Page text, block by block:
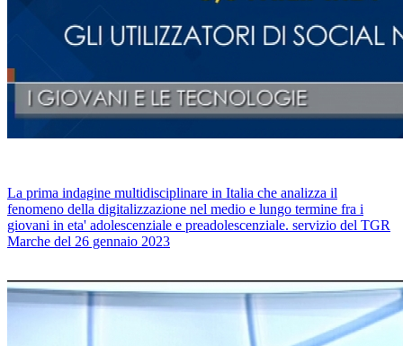
La prima indagine multidisciplinare in Italia che analizza il
fenomeno della digitalizzazione nel medio e lungo termine fra i
giovani in eta' adolescenziale e preadolescenziale. servizio del TGR
Marche del 26 gennaio 2023